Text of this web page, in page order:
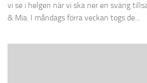
vi se i helgen när vi ska ner en sväng
& Mia. I måndags förra veckan togs de...